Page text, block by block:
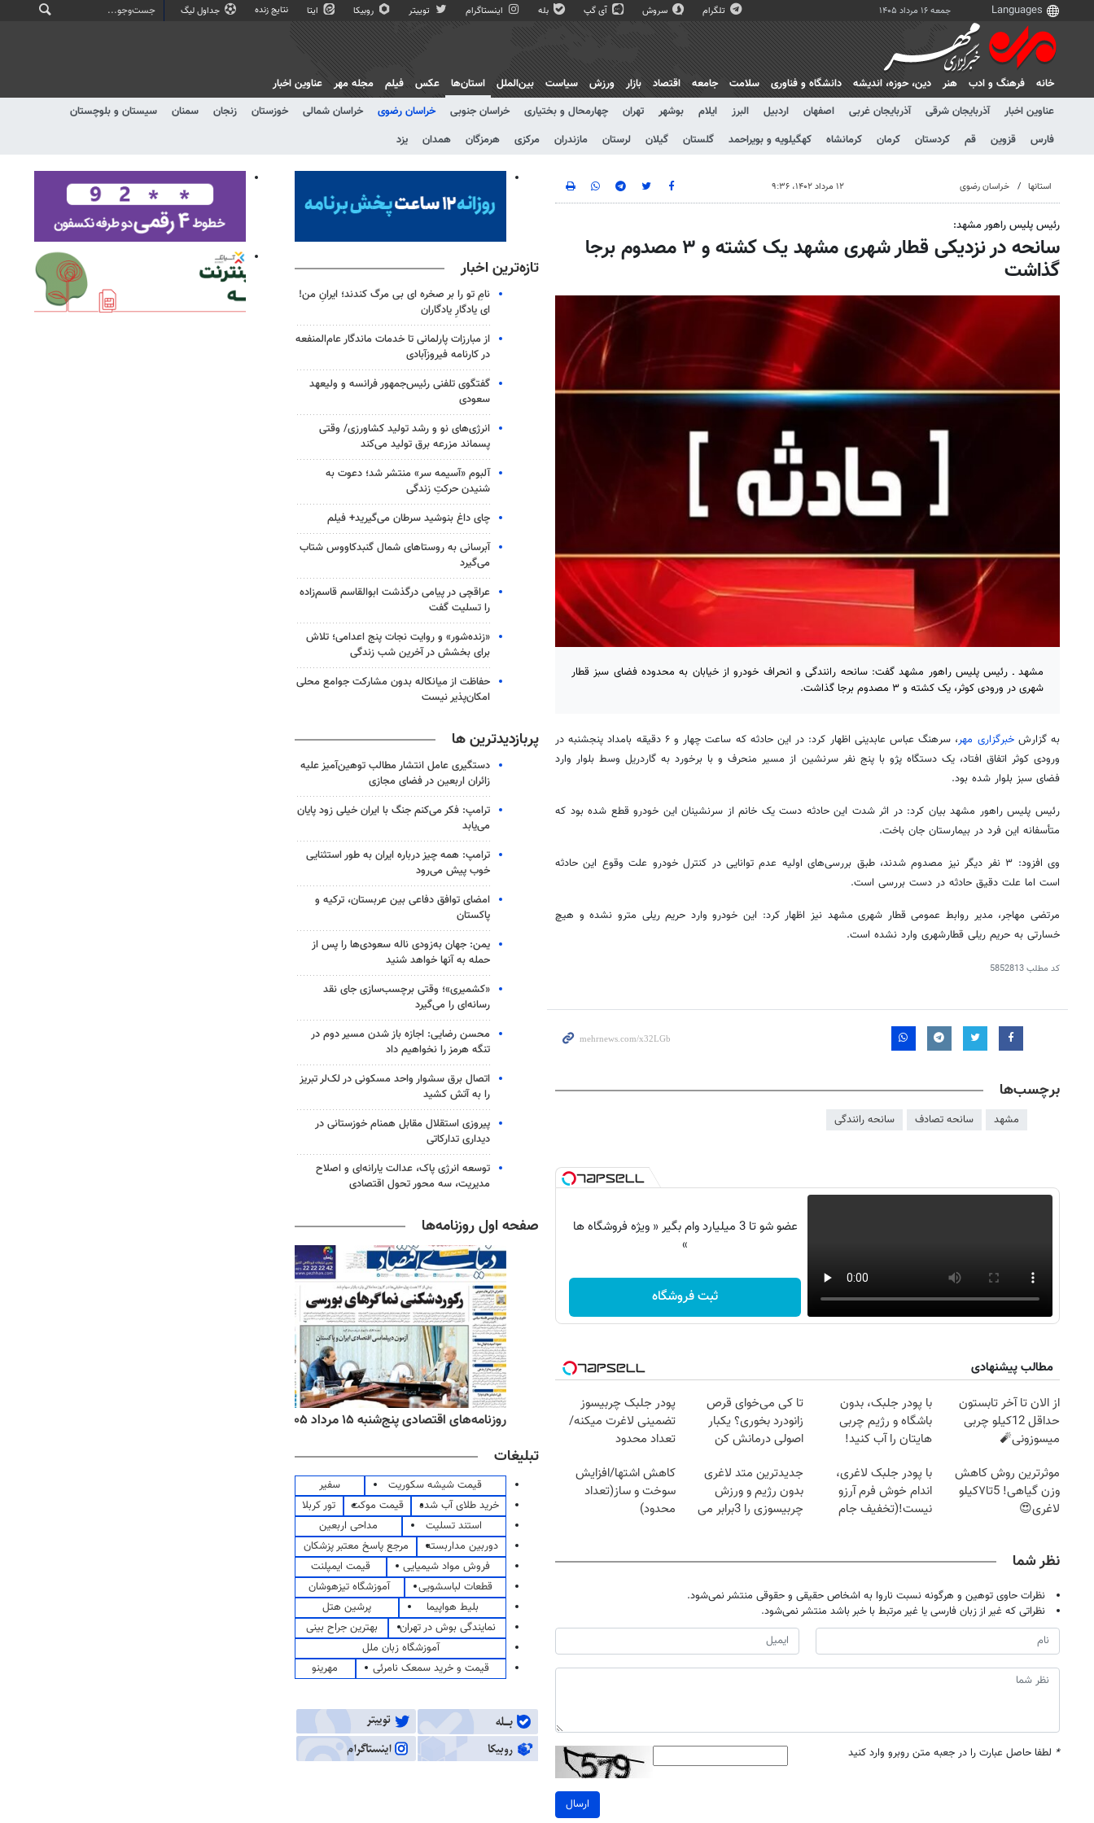
جمعه ۱۶ مرداد ۱۴۰۵ تلگرام سروش آی گپ بله اینستاگرام توییتر روبیکا ایتا نتایج زنده جداول لیگ
خانه فرهنگ و ادب هنر دين، حوزه، انديشه دانشگاه و فناوری سلامت جامعه اقتصاد بازار ورزش سیاست بین‌الملل
استان‌ها
عناوین اخبار
آذربایجان شرقی آذربایجان غربی اصفهان اردبیل البرز ایلام بوشهر تهران چهارمحال و بختیاری خراسان جنوبی خراسان رضوی خراسان شمالی خوزستان زنجان سمنان
سیستان و بلوچستان
فارس
قزوین قم کردستان کرمان کرمانشاه کهگیلویه و بویراحمد گلستان گیلان لرستان مازندران مرکزی هرمزگان همدان یزد
عکس فیلم مجله مهر عناوین اخبار
استانها خراسان رضوی ۱۲ مرداد ۱۴۰۲، ۹:۳۶
رئیس پلیس راهور مشهد:
سانحه در نزدیکی قطار شهری مشهد یک کشته و ۳ مصدوم برجا
گذاشت
مشهد ـ رئیس پلیس راهور مشهد گفت: سانحه رانندگی و انحراف خودرو از خیابان به محدوده فضای سبز قطار
شهری در ورودی کوثر، یک کشته و ۳ مصدوم برجا گذاشت.
به گزارش خبرگزاری مهر
، سرهنگ عباس عابدینی اظهار کرد: در این حادثه که ساعت چهار و ۶ دقیقه بامداد پنجشنبه در
ورودی کوثر اتفاق افتاد، یک دستگاه پژو با پنج نفر سرنشین از مسیر منحرف و با برخورد به گاردریل وسط بلوار وارد
فضای سبز بلوار شده بود.
رئیس پلیس راهور مشهد بیان کرد: در اثر شدت این حادثه دست یک خانم از سرنشینان این خودرو قطع شده بود که
متأسفانه این فرد در بیمارستان جان باخت.
وی افزود: ۳ نفر دیگر نیز مصدوم شدند، طبق بررسی‌های اولیه عدم توانایی در کنترل خودرو علت وقوع این حادثه
است اما علت دقیق حادثه در دست بررسی است.
مرتضی مهاجر، مدیر روابط عمومی قطار شهری مشهد نیز اظهار کرد: این خودرو وارد حریم ریلی مترو نشده و هیچ
خسارتی به حریم ریلی قطارشهری وارد نشده است.
کد مطلب5852813
برچسب‌ها
مشهد سانحه تصادف سانحه رانندگی
عضو شو تا 3 میلیارد وام بگیر « ویژه فروشگاه ها
»
ثبت فروشگاه
مطالب پیشنهادی
از الان تا آخر تابستون
حداقل 12کیلو چربی
میسوزونی🧨
با پودر جلبک، بدون
باشگاه و رژیم چربی
هایتان را آب کنید!
تا کی می‌خوای قرص
زانودرد بخوری؟ یکبار
اصولی درمانش کن
پودر جلبک چربیسوز
تضمینی لاغرت میکنه/
تعداد محدود
موثرترین روش کاهش
وزن گیاهی! 5تا۷کیلو
لاغری😍
با پودر جلبک لاغری،
اندام خوش فرم آرزو
نیست!(تخفیف جام
جدیدترین متد لاغری
بدون رژیم و ورزش
چربیسوزی را 3برابر می
کاهش اشتها/افزایش
سوخت و ساز(تعداد
محدود)
نظر شما
نظرات حاوی توهین و هرگونه نسبت ناروا به اشخاص حقیقی و حقوقی منتشر نمی‌شود.
نظراتی که غیر از زبان فارسی یا غیر مرتبط با خبر باشد منتشر نمی‌شود.
* لطفا حاصل عبارت را در جعبه متن روبرو وارد کنید
ارسال
تازه‌ترین اخبار
نامِ تو را بر صخره ای بی مرگ کندند؛ ایرانِ من!
ای یادگارِ یادگاران
از مبارزات پارلمانی تا خدمات ماندگار عام‌المنفعه
در کارنامه فیروزآبادی
گفتگوی تلفنی رئیس‌جمهور فرانسه و ولیعهد
سعودی
انرژی‌های نو و رشد تولید کشاورزی/ وقتی
پسماند مزرعه‌ برق تولید می‌کند
آلبوم «آسیمه سر» منتشر شد؛ دعوت به
شنیدن حرکتِ زندگی
چای داغ بنوشید سرطان می‌گیرید+ فیلم
آبرسانی به روستاهای شمال گنبدکاووس شتاب
می‌گیرد
عراقچی در پیامی درگذشت ابوالقاسم قاسم‌زاده
را تسلیت گفت
«زنده‌شور» و روایت نجات پنج اعدامی؛ تلاش
برای بخشش در آخرین شب زندگی
حفاظت از میانکاله بدون مشارکت جوامع محلی
امکان‌پذیر نیست
پربازدیدترین ها
دستگیری عامل انتشار مطالب توهین‌آمیز علیه
زائران اربعین در فضای مجازی
ترامپ: فکر می‌کنم جنگ با ایران خیلی زود پایان
می‌یابد
ترامپ: همه چیز درباره ایران به طور استثنایی
خوب پیش می‌رود
امضای توافق دفاعی بین عربستان، ترکیه و
پاکستان
یمن: جهان به‌زودی ناله سعودی‌ها را پس از
حمله به آنها خواهد شنید
«کشمیری»؛ وقتی برچسب‌سازی جای نقد
رسانه‌ای را می‌گیرد
محسن رضایی: اجازه باز شدن مسیر دوم در
تنگه هرمز را نخواهیم داد
اتصال برق سشوار واحد مسکونی در لک‌لر تبریز
را به آتش کشید
پیروزی استقلال مقابل همنام خوزستانی در
دیداری تدارکاتی
توسعه انرژی پاک، عدالت یارانه‌ای و اصلاح
مدیریت، سه محور تحول اقتصادی
صفحه اول روزنامه‌ها
روزنامه‌های صبح پنج‌شنبه ۱۵ مرداد ۱۴۰۵ روزنامه‌های ورزشی پنج‌شنبه ۱۵ مرداد ۱۴۰۵ روزنامه‌های اقتصادی پنج‌شنبه ۱۵ مرداد ۱۴۰۵
تبلیغات
قیمت شیشه سکوریت
سفیر
خرید طلای آب شده
قیمت موکت
تور کربلا
استند تسلیت
مداحی اربعین
دوربین مداربسته
مرجع پاسخ معتبر پزشکان
فروش مواد شیمیایی
قیمت ایمپلنت
قطعات لباسشویی
آموزشگاه تیزهوشان
بلیط هواپیما
پرشین هتل
نمایندگی بوش در تهران
بهترین جراح بینی
آموزشگاه زبان ملل
قیمت و خرید سمعک نامرئی
مهرینو